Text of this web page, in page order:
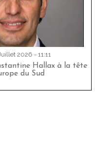
2026 - 11:11
Hallax à la tête
du Sud